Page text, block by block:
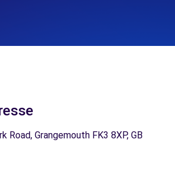
Road, Grangemouth FK3 8XP, GB